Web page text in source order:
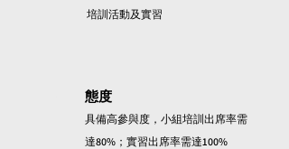
培訓活動及實習
態度
具備高參與度，小組培訓出席率需
達80%；實習出席率需達100%